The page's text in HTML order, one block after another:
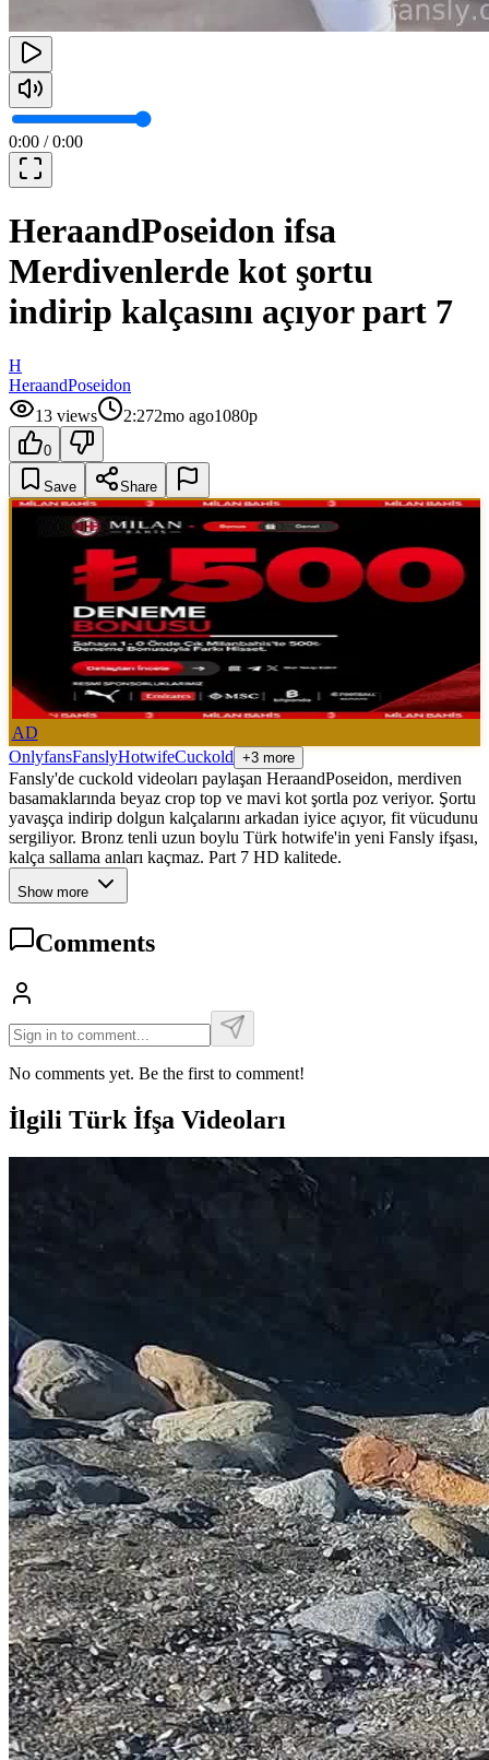
0:00 /0:00
HeraandPoseidon ifsa
Merdivenlerde kot şortu
indirip kalçasını açıyor part 7
H
HeraandPoseidon
13 views 2:272mo ago1080p
0
Save Share
AD
OnlyfansFanslyHotwifeCuckold +3 more
Fansly'de cuckold videoları paylaşan HeraandPoseidon, merdiven
basamaklarında beyaz crop top ve mavi kot şortla poz veriyor. Şortu
yavaşça indirip dolgun kalçalarını arkadan iyice açıyor, fit vücudunu
sergiliyor. Bronz tenli uzun boylu Türk hotwife'in yeni Fansly ifşası,
kalça sallama anları kaçmaz. Part 7 HD kalitede.
Show more
Comments
No comments yet. Be the first to comment!
İlgili Türk İfşa Videoları